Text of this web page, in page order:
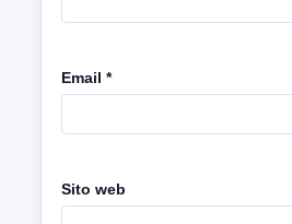
Email *
Sito web